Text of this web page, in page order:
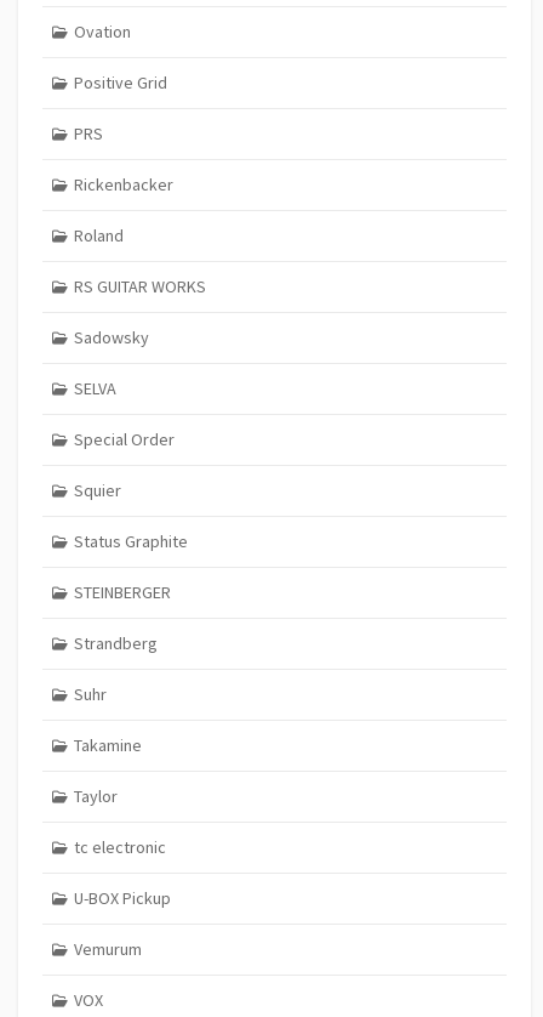
Ovation
Positive Grid
PRS
Rickenbacker
Roland
RS GUITAR WORKS
Sadowsky
SELVA
Special Order
Squier
Status Graphite
STEINBERGER
Strandberg
Suhr
Takamine
Taylor
tc electronic
U-BOX Pickup
Vemurum
VOX